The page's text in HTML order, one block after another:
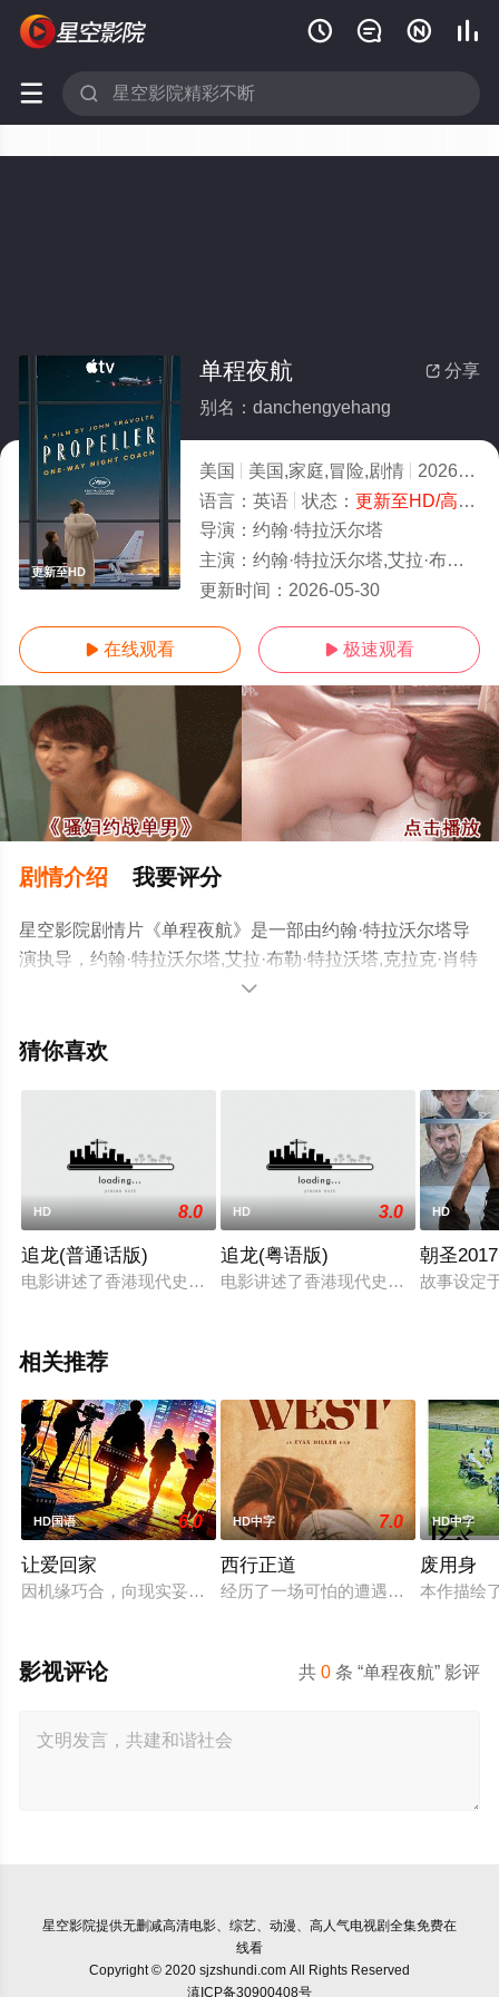
   
 
更新至HD
 分享
单程夜航
别名：danchengyehang
美国 美国,家庭,冒险,剧情 2026
1.0
语言： 英语 状态： 更新至HD/高清
导演： 约翰·特拉沃尔塔
主演： 约翰·特拉沃尔塔,艾拉·布勒·特拉沃塔,克拉克·肖特韦尔,凯莉·埃维斯顿-奎内特
更新时间： 2026-05-30
 在线观看  极速观看
剧情介绍 我要评分
星空影院剧情片《单程夜航》是一部由约翰·特拉沃尔塔导
演执导，约翰·特拉沃尔塔,艾拉·布勒·特拉沃塔,克拉克·肖特
韦尔,凯莉·埃维斯顿-奎内特,奥尔加·霍夫曼,凯莉·B·埃维斯
美国电影，手机免费观看高清无删减完整版电影大全就上

猜你喜欢
HD 8.0
追龙(普通话版)
电影讲述了香港现代史上两大著名狠角色大毒枭跛豪（甄子丹饰
HD 3.0
追龙(粤语版)
电影讲述了香港现代史上两大著名狠
HD
朝圣2017
故事设定
相关推荐
HD国语 6.0
让爱回家
因机缘巧合，向现实妥协的导演朱达仁萌生拍一部《河南人在
HD中字 7.0
西行正道
经历了一场可怕的遭遇后，一位小镇
HD中字
废用身
本作描绘
共0 条 “单程夜航” 影评
影视评论
星空影院提供无删减高清电影、综艺、动漫、高人气电视剧全集免费在
线看
Copyright © 2020 sjzshundi.com All Rights Reserved
滇ICP备30900408号